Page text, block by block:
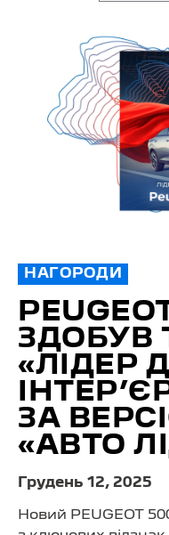
НАГОРОДИ
ЗДОБУВ
«ЛІДЕР
ЗА
«АВТО
Грудень 12, 2025
Новий PEUGEOT